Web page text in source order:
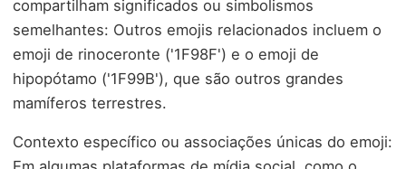
compartilham significados ou simbolismos
semelhantes: Outros emojis relacionados incluem o
emoji de rinoceronte ('1F98F') e o emoji de
hipopótamo ('1F99B'), que são outros grandes
mamíferos terrestres.
Contexto específico ou associações únicas do emoji: